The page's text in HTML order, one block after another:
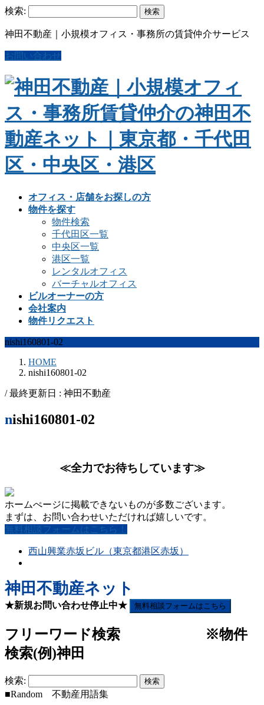
検索:
神田不動産｜小規模オフィス・事務所の賃貸仲介サービス
お問い合わせ
オフィス・店舗をお探しの方
物件を探す
物件検索
千代田区一覧
中央区一覧
港区一覧
レンタルオフィス
バーチャルオフィス
ビルオーナーの方
会社案内
物件リクエスト
nishi160801-02
HOME
nishi160801-02
/ 最終更新日 : 神田不動産
nishi160801-02
≪全力でお待ちしています≫
ホームぺージに掲載できないものが多数ございます。
まずは、お問い合わせいただければ嬉しいです。
無料相談フォームはこちら！
西山興業赤坂ビル（東京都港区赤坂）
神田不動産ネット
★新規お問い合わせ停止中★ 無料相談フォームはこちら
フリーワード検索 ※物件
検索(例)神田
検索:
■Random 不動産用語集